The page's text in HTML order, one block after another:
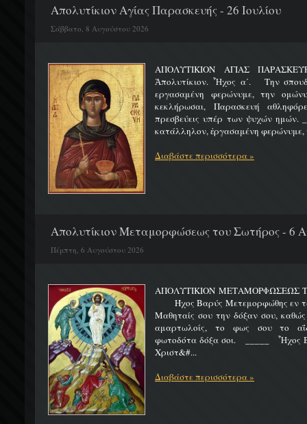
Απολυτίκιον Αγίας Παρασκευής - 26 Ιουλίου
Σάββατο, 8 Αυγούστου 2026
ΑΠΟΛΥΤΙΚΙΟΝ ΑΓΙΑΣ
Ἀπολυτίκιον. Ἦχος α΄. Την
εργασαμένη φερώνυμε, την
κεκλήρωσαι, Παρασκευή
πρεσβεύεις υπέρ των ψυχών ημών.
κατάλληλον, ἐργασαμένη φερώνυμε,
Διαβάστε περισσότερα »
Απολυτίκιον Μεταμορφώσεως του Σωτήρος - 6
Πέμπτη, 6 Αυγούστου 2026
ΑΠΟΛΥΤΙΚΙΟΝ
Ήχος Βαρύς Μετεμορφώθης εν τω
Μαθηταίς σου την δόξαν σου,
αμαρτωλοίς, το φως σου το
φωτοδότα δόξα σοι. _____ Ἦχος
Χριστ&#...
Διαβάστε περισσότερα »